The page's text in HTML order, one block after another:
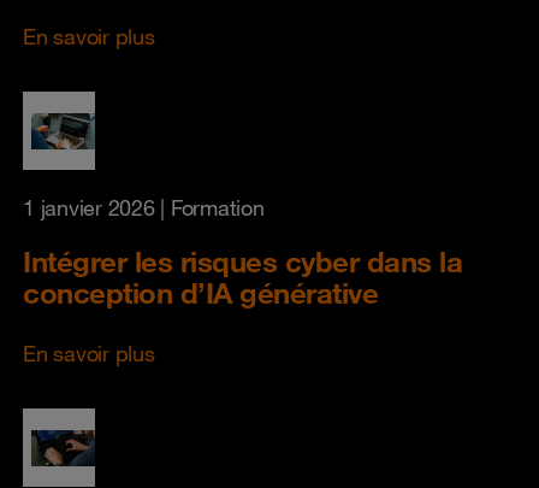
En savoir plus
1 janvier 2026| Formation
Intégrer les risques cyber dans la
conception d’IA générative
En savoir plus